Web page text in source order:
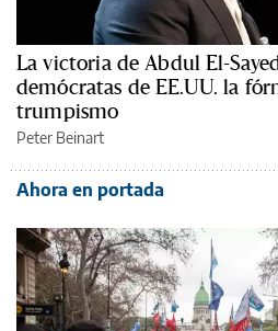
La victoria de Abdul El-
demócratas de EE.UU. la
trumpismo
Peter Beinart
Ahora en portada